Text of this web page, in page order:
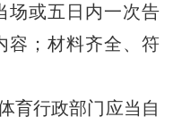
场或五日内一次告
容；材料齐全、符
育行政部门应当自